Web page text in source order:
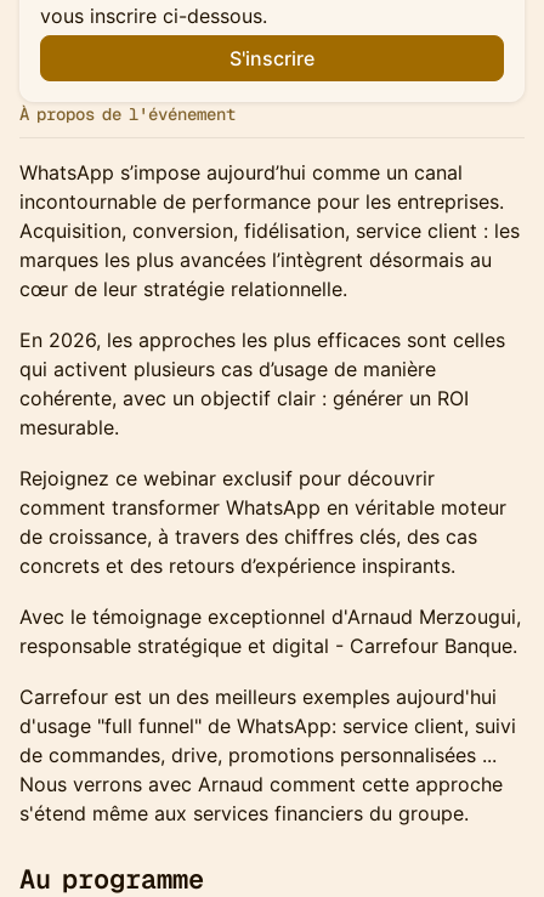
vous inscrire ci-dessous.
S'inscrire
À propos de l'événement
WhatsApp s’impose aujourd’hui comme un canal
incontournable de performance pour les entreprises.
Acquisition, conversion, fidélisation, service client : les
marques les plus avancées l’intègrent désormais au
cœur de leur stratégie relationnelle.
En 2026, les approches les plus efficaces sont celles
qui activent plusieurs cas d’usage de manière
cohérente, avec un objectif clair : générer un ROI
mesurable.
Rejoignez ce webinar exclusif pour découvrir
comment transformer WhatsApp en véritable moteur
de croissance, à travers des chiffres clés, des cas
concrets et des retours d’expérience inspirants.
Avec le témoignage exceptionnel d'Arnaud Merzougui,
responsable stratégique et digital - Carrefour Banque.
Carrefour est un des meilleurs exemples aujourd'hui
d'usage "full funnel" de WhatsApp: service client, suivi
de commandes, drive, promotions personnalisées ...
Nous verrons avec Arnaud comment cette approche
s'étend même aux services financiers du groupe.
Au programme